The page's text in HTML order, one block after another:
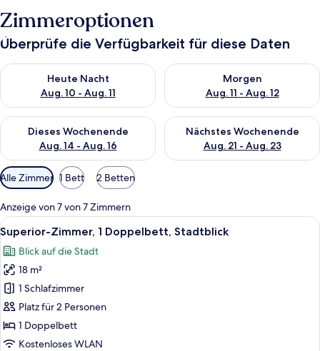
Zimmeroptionen
Überprüfe die Verfügbarkeit für diese Daten
Heute Nacht
Aug. 10 - Aug. 11
Überprüfe die Verfügbarkeit für heute Nacht, Aug. 10 - Aug.
Morgen
Aug. 11 - Aug. 12
Überprüfe die Verfügbarkeit
Dieses Wochenende
Aug. 14 - Aug. 16
Überprüfe die Verfügbarkeit für dieses Wochenende, Aug. 14
Nächstes Wochenende
Aug. 21 - Aug. 23
Überprüfe die Verfügbarkeit
Verfügbare
Filter
für
Zimmer
Alle Zimmer 1 Bett 2 Betten
Anzeige von 7 von 7 Zimmern
Alle
Fotos
für
Superior-
Zimmer,
1
Doppelbett,
Stadtblick
Ein Hotelzimmer mit einem großen
29
Superior-Zimmer, 1 Doppelbett, Stadtblick
Blick auf die Stadt
18 m²
1 Schlafzimmer
Platz für 2 Personen
1 Doppelbett
Kostenloses WLAN